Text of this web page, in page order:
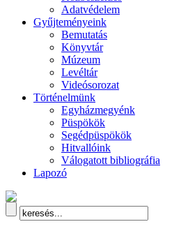
Adatvédelem
Gyűjteményeink
Bemutatás
Könyvtár
Múzeum
Levéltár
Videósorozat
Történelmünk
Egyházmegyénk
Püspökök
Segédpüspökök
Hitvallóink
Válogatott bibliográfia
Lapozó